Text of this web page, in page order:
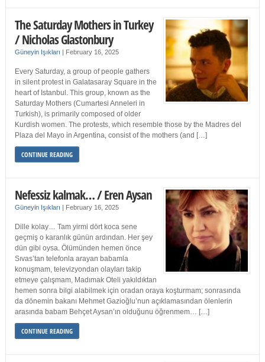
The Saturday Mothers in Turkey
/ Nicholas Glastonbury
Güneyin Işıkları | February 16, 2025
Every Saturday, a group of people gathers
in silent protest in Galatasaray Square in the
heart of Istanbul. This group, known as the
Saturday Mothers (Cumartesi Anneleri in
Turkish), is primarily composed of older
Kurdish women. The protests, which resemble those by the Madres del
Plaza del Mayo in Argentina, consist of the mothers (and […]
CONTINUE READING
Nefessiz kalmak… / Eren Aysan
Güneyin Işıkları | February 16, 2025
Dille kolay… Tam yirmi dört koca sene
geçmiş o karanlık günün ardından. Her şey
dün gibi oysa. Ölümünden hemen önce
Sıvas’tan telefonla arayan babamla
konuşmam, televizyondan olayları takip
etmeye çalışmam, Madımak Oteli yakıldıktan
hemen sonra bilgi alabilmek için oradan oraya koşturmam; sonrasında
da dönemin bakanı Mehmet Gazioğlu’nun açıklamasından ölenlerin
arasında babam Behçet Aysan’ın olduğunu öğrenmem… […]
CONTINUE READING